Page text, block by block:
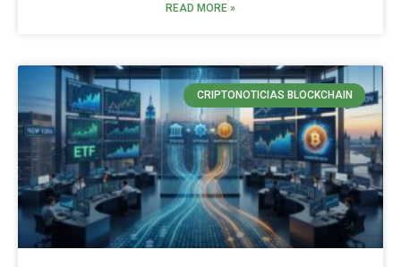
READ MORE »
CRIPTONOTICIAS BLOCKCHAIN